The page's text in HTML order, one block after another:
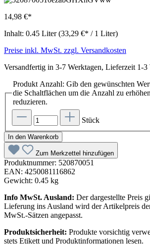
14,98 €*
Inhalt: 0.45 Liter(33,29 €* / 1 Liter)
Preise inkl. MwSt. zzgl. Versandkosten
Versandfertig in 3-7 Werktagen, Lieferzeit 1-3
Produkt Anzahl: Gib den gewünschten
die Schaltflächen um die Anzahl zu
reduzieren.
Stück
In den Warenkorb
Zum Merkzettel hinzufügen
Produktnummer: 520870051
EAN: 4250081116862
Gewicht: 0.45 kg
Info MwSt. Ausland: Der dargestellte Preis
Lieferung ins Ausland wird der Artikelpreis
MwSt.-Sätzen angepasst.
Produktsicherheit: Produkte vorsichtig
stets Etikett und Produktinformationen lesen.